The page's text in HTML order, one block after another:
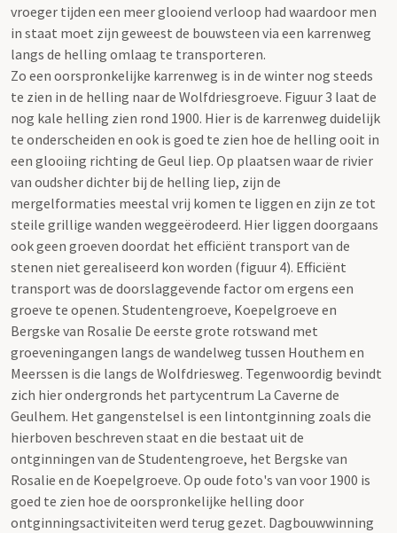
vroeger tijden een meer glooiend verloop had waardoor men
in staat moet zijn geweest de bouwsteen via een karrenweg
langs de helling omlaag te transporteren.
Zo een oorspronkelijke karrenweg is in de winter nog steeds
te zien in de helling naar de Wolfdriesgroeve. Figuur 3 laat de
nog kale helling zien rond 1900. Hier is de karrenweg duidelijk
te onderscheiden en ook is goed te zien hoe de helling ooit in
een glooiing richting de Geul liep. Op plaatsen waar de rivier
van oudsher dichter bij de helling liep, zijn de
mergelformaties meestal vrij komen te liggen en zijn ze tot
steile grillige wanden weggeërodeerd. Hier liggen doorgaans
ook geen groeven doordat het efficiënt transport van de
stenen niet gerealiseerd kon worden (figuur 4). Efficiënt
transport was de doorslaggevende factor om ergens een
groeve te openen. Studentengroeve, Koepelgroeve en
Bergske van Rosalie De eerste grote rotswand met
groeveningangen langs de wandelweg tussen Houthem en
Meerssen is die langs de Wolfdriesweg. Tegenwoordig bevindt
zich hier ondergronds het partycentrum La Caverne de
Geulhem. Het gangenstelsel is een lintontginning zoals die
hierboven beschreven staat en die bestaat uit de
ontginningen van de Studentengroeve, het Bergske van
Rosalie en de Koepelgroeve. Op oude foto's van voor 1900 is
goed te zien hoe de oorspronkelijke helling door
ontginningsactiviteiten werd terug gezet. Dagbouwwinning